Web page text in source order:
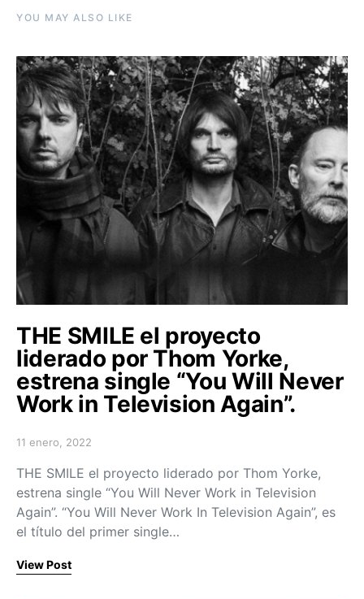
YOU MAY ALSO LIKE
THE SMILE el proyecto
liderado por Thom Yorke,
estrena single “You Will Never
Work in Television Again”.
Posted on
11 enero, 2022
THE SMILE el proyecto liderado por Thom Yorke,
estrena single “You Will Never Work in Television
Again”. “You Will Never Work In Television Again”, es
el título del primer single…
View Post